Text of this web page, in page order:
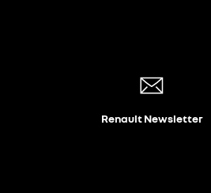
Renault Newsletter